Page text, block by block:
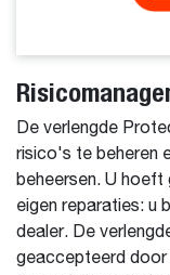
De verlengde
risico's te beheren
beheersen. U hoeft
eigen reparaties: u
dealer. De
geaccepteerd door